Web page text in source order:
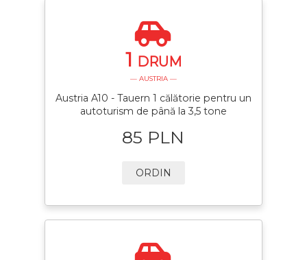
1 DRUM
— AUSTRIA —
Austria A10 - Tauern 1 călătorie pentru un
autoturism de până la 3,5 tone
85 PLN
ORDIN